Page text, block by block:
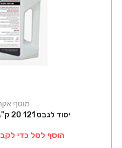
מוסף
יסוד לגבס 121 20 ק"ג כרמית מ.פיקס
הוסף לסל כדי